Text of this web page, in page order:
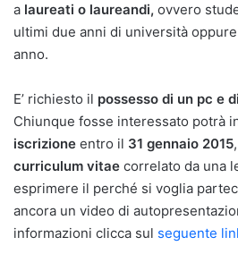
a laureati o laureandi, ovvero
ultimi due anni di università
anno.
E’ richiesto il possesso di un pc e
Chiunque fosse interessato potrà
iscrizione entro il 31 gennaio 2015
curriculum vitae correlato da una
esprimere il perché si voglia
ancora un video di
informazioni clicca sul seguente